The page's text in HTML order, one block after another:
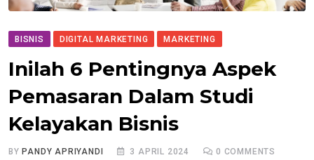
BISNIS DIGITAL MARKETING MARKETING
Inilah 6 Pentingnya Aspek
Pemasaran Dalam Studi
Kelayakan Bisnis
BYPANDY APRIYANDI 3 APRIL 2024 0 COMMENTS